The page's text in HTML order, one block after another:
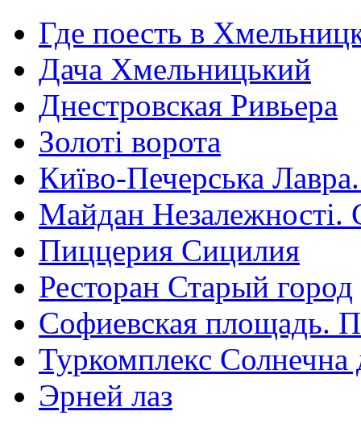
Где поесть в
Дача Хмельницький
Днестровская Ривьера
Золоті ворота
Київо-Печерська
Майдан Незалежності.
Пиццерия Сицилия
Ресторан Старый город
Софиевская площадь.
Туркомплекс Солнечна
Эрней лаз